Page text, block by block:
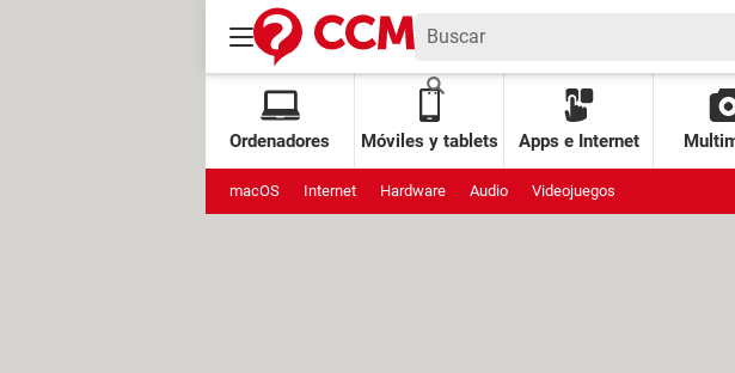
Ordenadores Móviles y tablets Apps e Internet
macOS Internet Hardware Audio Videojuegos